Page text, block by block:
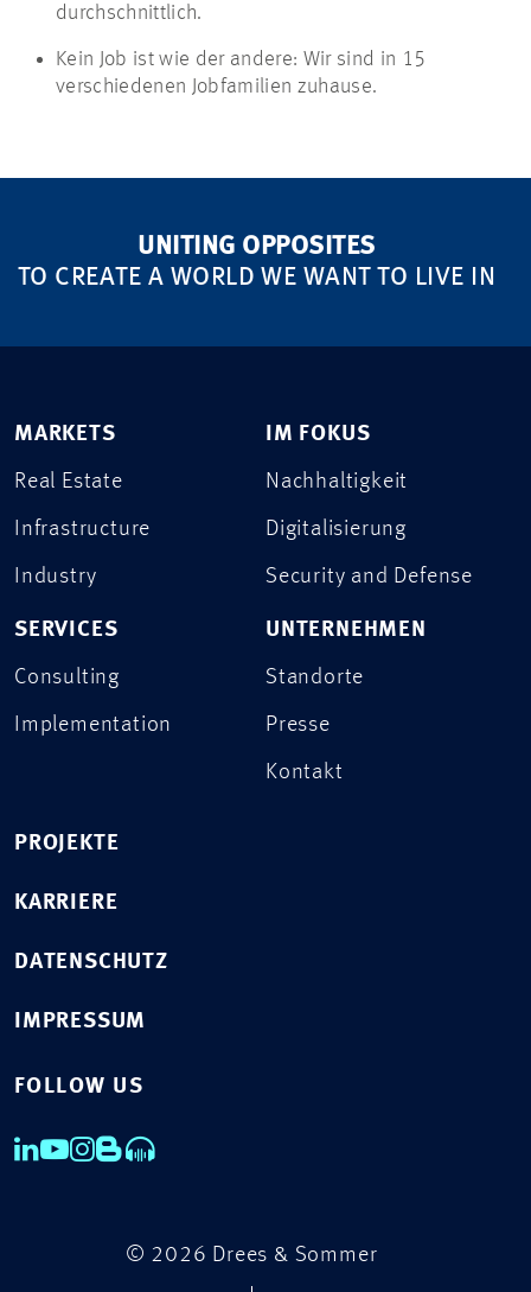
durchschnittlich.
Kein Job ist wie der andere: Wir sind in 15
verschiedenen Jobfamilien zuhause.
UNITING OPPOSITES
TO CREATE A WORLD WE WANT TO LIVE IN
MARKETS
Real Estate
Infrastructure
Industry
SERVICES
Consulting
Implementation
IM FOKUS
Nachhaltigkeit
Digitalisierung
Security and Defense
UNTERNEHMEN
Standorte
Presse
Kontakt
PROJEKTE
KARRIERE
DATENSCHUTZ
IMPRESSUM
FOLLOW US
© 2026 Drees & Sommer